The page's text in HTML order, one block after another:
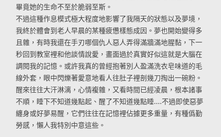
畢竟她的生命不至於脆弱至斯。
不過這種作息模式極大程度地影響了我隔天的狀態以及夢境，
我終於體會到老人早晨的某種疲憊樣態成因。夢也開始變得多
且雜，有時我還在手刃哪個仇人惡人弄得滿牆滿地腥黏，下一
秒回到教室裡和他談情說愛，畫面過於真實好似這就是大腦在
調閱我的記憶。或許我真的曾經抱著別人盈滿洗衣皂味道的毛
線外套，眼中閃爍著愛意地看人往肚子裡剖幾刀掏出一碗粉。
醒來往往大汗淋漓，心情複雜，又看時間已經凌晨，根本諸事
不順，睡下不知道幾點起、醒了不知道幾點睡....不過即使惡夢
纏身或好夢易醒，它們往往在記憶裡佔據更多重量，有種僞勤
勞感，懶人我特別中意這些。